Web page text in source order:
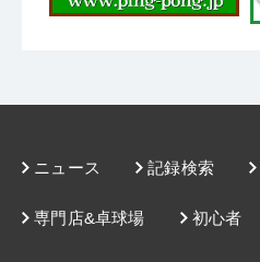
ニュース 記録検索
専門店&卓球場 初心者